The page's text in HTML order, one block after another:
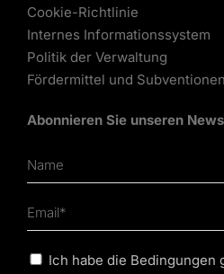
Cookie-Richtlinie
Internes Informationssystem
Politik der Verwaltung
Fördermittel und Subventionen
Abonnieren Sie unseren
Ich habe die Bedingungen